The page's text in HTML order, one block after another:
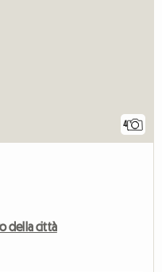
4
della città